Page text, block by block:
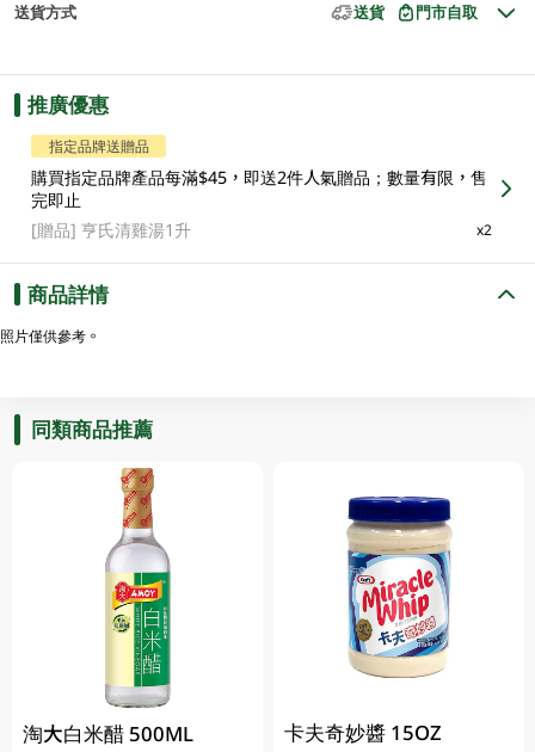
送貨方式 送貨 門市自取
推廣優惠
指定品牌送贈品
購買指定品牌產品每滿$45，即送2件人氣贈品；數量有限，售
完即止
[贈品]亨氏清雞湯1升 x2
商品詳情
照片僅供參考。
同類商品推薦
淘大白米醋 500ML 卡夫奇妙醬 15OZ